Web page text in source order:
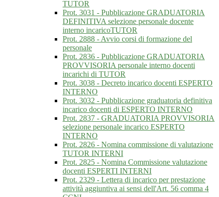
TUTOR
Prot. 3031 - Pubblicazione GRADUATORIA
DEFINITIVA selezione personale docente
interno incaricoTUTOR
Prot. 2888 - Avvio corsi di formazione del
personale
Prot. 2836 - Pubblicazione GRADUATORIA
PROVVISORIA personale interno docenti
incarichi di TUTOR
Prot. 3038 - Decreto incarico docenti ESPERTO
INTERNO
Prot. 3032 - Pubblicazione graduatoria definitiva
incarico docenti di ESPERTO INTERNO
Prot. 2837 - GRADUATORIA PROVVISORIA
selezione personale incarico ESPERTO
INTERNO
Prot. 2826 - Nomina commissione di valutazione
TUTOR INTERNI
Prot. 2825 - Nomina Commissione valutazione
docenti ESPERTI INTERNI
Prot. 2329 - Lettera di incarico per prestazione
attività aggiuntiva ai sensi dell'Art. 56 comma 4